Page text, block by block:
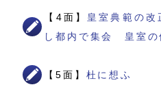
【4面】 皇室典範の
し都内で集会 皇室の
【5面】 杜に想ふ